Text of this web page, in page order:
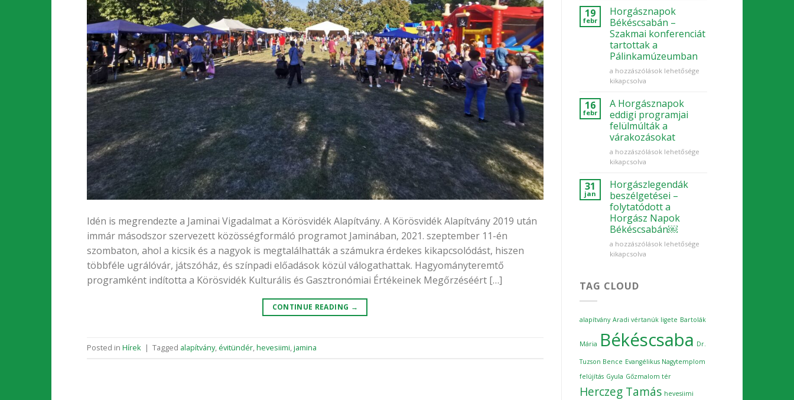
Idén is megrendezte a Jaminai Vigadalmat a Körösvidék Alapítvány. A Körösvidék Alapítvány 2019 után
immár másodszor szervezett közösségformáló programot Jaminában, 2021. szeptember 11-én
szombaton, ahol a kicsik és a nagyok is megtalálhatták a számukra érdekes kikapcsolódást, hiszen
többféle ugrálóvár, játszóház, és színpadi előadások közül válogathattak. Hagyományteremtő
programként indította a Körösvidék Kulturális és Gasztronómiai Értékeinek Megőrzéséért […]
CONTINUE READING →
Posted in Hírek | Tagged alapítvány,évitündér,hevesiimi,jamina
rendeznek
a
CsabaParkban
vasárnap
bejegyzéshez
19
febr
Horgásznapok
Békéscsabán –
Szakmai konferenciát
tartottak a
Pálinkamúzeumban
Horgásznapok
Békéscsabán
Szakmai
konferenciát
tartottak
a
Pálinkamúzeumban
bejegyzéshez
a hozzászólások lehetősége
kikapcsolva
16
febr
A Horgásznapok
eddigi programjai
felülmúlták a
várakozásokat
A
Horgásznapok
programjai
felülmúlták
a
várakozásokat
bejegyzéshez
a hozzászólások lehetősége
kikapcsolva
31
jan
Horgászlegendák
beszélgetései –
folytatódott a
Horgász Napok
Békéscsabán￼
Horgászlegendák
beszélgetései
a
￼
bejegyzéshez
a hozzászólások lehetősége
kikapcsolva
TAG CLOUD
alapítvány Aradi vértanúk ligete Bartolák
Mária Békéscsaba Dr.
Tuzson Bence Evangélikus Nagytemplom
felújítás Gyula Gőzmalom tér
Herczeg Tamás hevesiimi